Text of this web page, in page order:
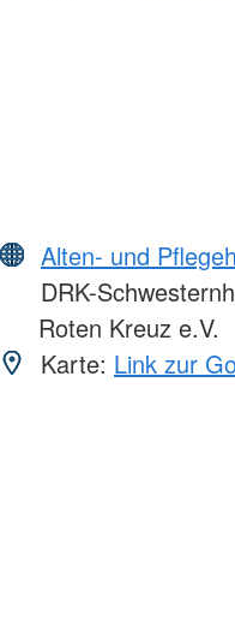
Alten- und
DRK-
Roten Kreuz e.V.
Karte: Link zur